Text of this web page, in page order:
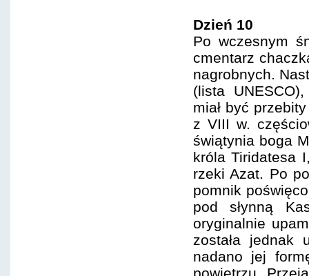
Dzień 10
Po wczesnym
cmentarz
nagrobnych.
(lista
miał być
z VIII w.
świątynia boga
króla Tiridatesa
rzeki Azat. Po
pomnik
pod słynną
oryginalnie
została jednak
nadano jej